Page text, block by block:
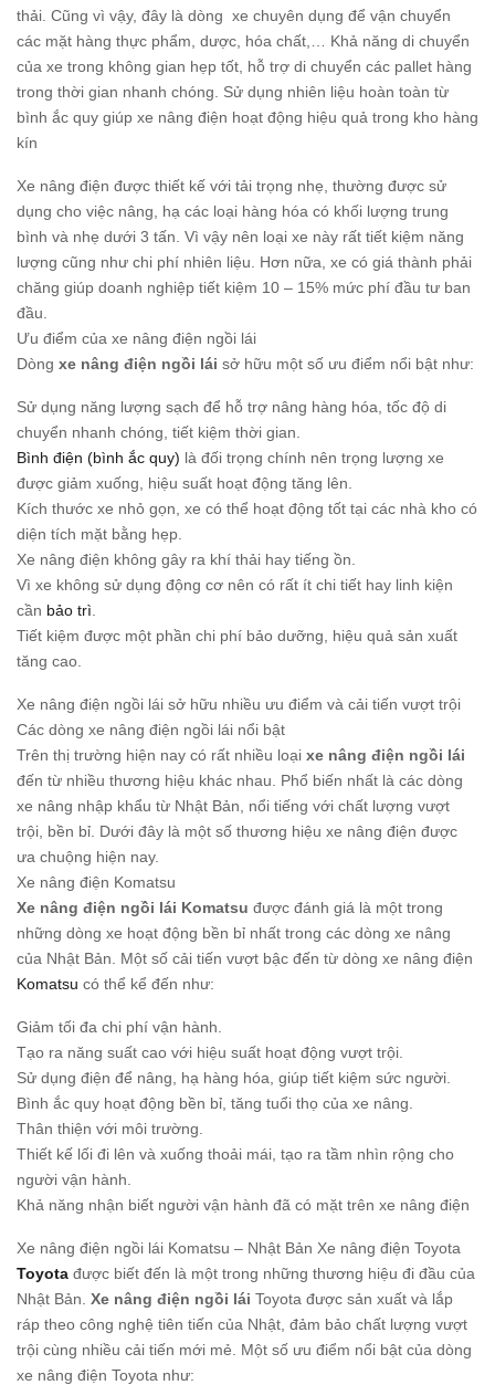
thải. Cũng vì vậy, đây là dòng xe chuyên dụng để vận chuyển
các mặt hàng thực phẩm, dược, hóa chất,… Khả năng di chuyển
của xe trong không gian hẹp tốt, hỗ trợ di chuyển các pallet hàng
trong thời gian nhanh chóng. Sử dụng nhiên liệu hoàn toàn từ
bình ắc quy giúp xe nâng điện hoạt động hiệu quả trong kho hàng
kín
Xe nâng điện được thiết kế với tải trọng nhẹ, thường được sử
dụng cho việc nâng, hạ các loại hàng hóa có khối lượng trung
bình và nhẹ dưới 3 tấn. Vì vậy nên loại xe này rất tiết kiệm năng
lượng cũng như chi phí nhiên liệu. Hơn nữa, xe có giá thành phải
chăng giúp doanh nghiệp tiết kiệm 10 – 15% mức phí đầu tư ban
đầu.
Ưu điểm của xe nâng điện ngồi lái
Dòng xe nâng điện ngồi lái sở hữu một số ưu điểm nổi bật như:
Sử dụng năng lượng sạch để hỗ trợ nâng hàng hóa, tốc độ di
chuyển nhanh chóng, tiết kiệm thời gian.
Bình điện (bình ắc quy) là đối trọng chính nên trọng lượng xe
được giảm xuống, hiệu suất hoạt động tăng lên.
Kích thước xe nhỏ gọn, xe có thể hoạt động tốt tại các nhà kho có
diện tích mặt bằng hẹp.
Xe nâng điện không gây ra khí thải hay tiếng ồn.
Vì xe không sử dụng động cơ nên có rất ít chi tiết hay linh kiện
cần bảo trì
Tiết kiệm được một phần chi phí bảo dưỡng, hiệu quả sản xuất
tăng cao.
Xe nâng điện ngồi lái sở hữu nhiều ưu điểm và cải tiến vượt trội
Các dòng xe nâng điện ngồi lái nổi bật
Trên thị trường hiện nay có rất nhiều loại xe nâng điện ngồi lái
đến từ nhiều thương hiệu khác nhau. Phổ biến nhất là các dòng
xe nâng nhập khẩu từ Nhật Bản, nổi tiếng với chất lượng vượt
trội, bền bỉ. Dưới đây là một số thương hiệu xe nâng điện được
ưa chuộng hiện nay.
Xe nâng điện Komatsu
Xe nâng điện ngồi lái Komatsu được đánh giá là một trong
những dòng xe hoạt động bền bỉ nhất trong các dòng xe nâng
của Nhật Bản. Một số cải tiến vượt bậc đến từ dòng xe nâng điện
Komatsu có thể kể đến như:
Giảm tối đa chi phí vận hành.
Tạo ra năng suất cao với hiệu suất hoạt động vượt trội.
Sử dụng điện để nâng, hạ hàng hóa, giúp tiết kiệm sức người.
Bình ắc quy hoạt động bền bỉ, tăng tuổi thọ của xe nâng.
Thân thiện với môi trường.
Thiết kế lối đi lên và xuống thoải mái, tạo ra tầm nhìn rộng cho
người vận hành.
Khả năng nhận biết người vận hành đã có mặt trên xe nâng điện
Xe nâng điện ngồi lái Komatsu – Nhật Bản Xe nâng điện Toyota
Toyota được biết đến là một trong những thương hiệu đi đầu của
Nhật Bản. Xe nâng điện ngồi lái Toyota được sản xuất và lắp
ráp theo công nghệ tiên tiến của Nhật, đảm bảo chất lượng vượt
trội cùng nhiều cải tiến mới mẻ. Một số ưu điểm nổi bật của dòng
xe nâng điện Toyota như: